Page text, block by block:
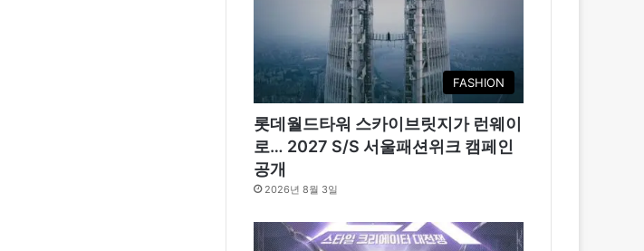
FASHION
롯데월드타워 스카이브릿지가 런웨이
로… 2027 S/S 서울패션위크 캠페인
공개
2026년 8월 3일